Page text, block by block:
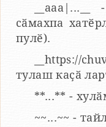
сӑмахпа
пулӗ).
__https://
тулаш каҫӑ
**...** -
~~...~~ -